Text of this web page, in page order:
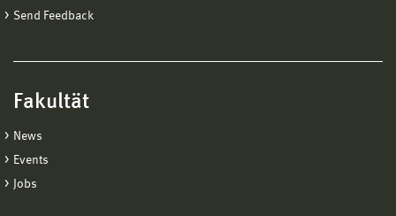
Send Feedback
Fakultät
News
Events
Jobs